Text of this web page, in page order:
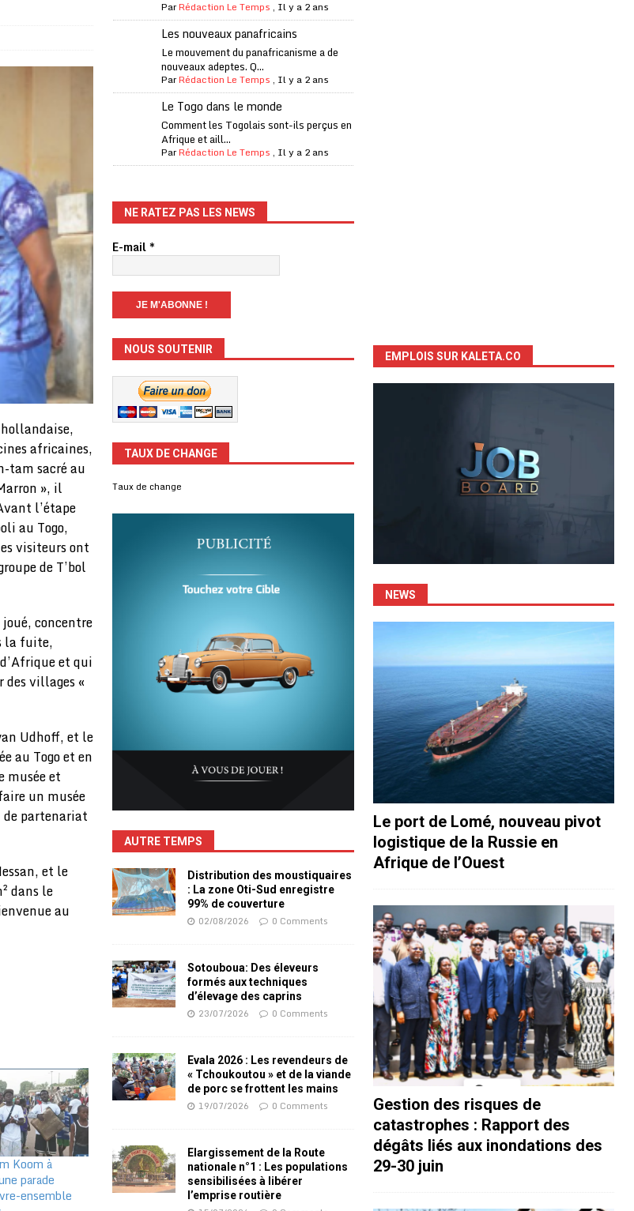
A LA UNE
la FIFA
A LA UNE
Milan, est mort à 66 ans
A LA UNE
Coupe du monde
d’un boycott des Coupes du monde
exige une enquête
d’Ivoire
africaines,
tam sacré au
», il
l’étape
au Togo,
visiteurs ont
de T’bol
concentre
la fuite,
et qui
des villages «
Udhoff, et le
au Togo et en
musée et
un musée
de partenariat
et le
dans le
au
Koom à
parade
ensemble
ParRédaction Le Temps , Il y a 2 ans
Les nouveaux panafricains
Le mouvement du panafricanisme a de
nouveaux adeptes. Q...
ParRédaction Le Temps , Il y a 2 ans
Le Togo dans le monde
Comment les Togolais sont-ils perçus en
Afrique et aill...
ParRédaction Le Temps , Il y a 2 ans
NE RATEZ PAS LES NEWS
E-mail*
NOUS SOUTENIR
TAUX DE CHANGE
Taux de change
AUTRE TEMPS
Distribution des moustiquaires
: La zone Oti-Sud enregistre
99% de couverture
02/08/2026 0 Comments
Sotouboua: Des éleveurs
formés aux techniques
d’élevage des caprins
23/07/2026 0 Comments
Evala 2026 : Les revendeurs de
« Tchoukoutou » et de la viande
de porc se frottent les mains
19/07/2026 0 Comments
Elargissement de la Route
nationale n°1 : Les populations
sensibilisées à libérer
l’emprise routière
EMPLOIS SUR KALETA.CO
NEWS
Le port de Lomé, nouveau pivot
logistique de la Russie en
Afrique de l’Ouest
Gestion des risques de
catastrophes : Rapport des
dégâts liés aux inondations des
29-30 juin